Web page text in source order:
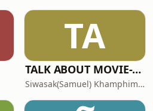
TA
TALK ABOUT MOVIE-RADIO(Podcast) Official Thailand(เสียงไทย)
Siwasak(Samuel) Khamphiman